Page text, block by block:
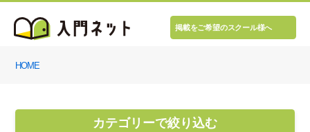
掲載をご希望のスクール様へ
HOME
カテゴリーで絞り込む